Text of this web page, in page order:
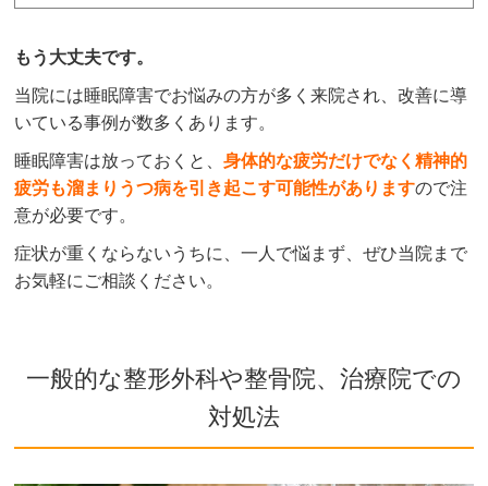
もう大丈夫です。
当院には睡眠障害でお悩みの方が多く来院され、改善に導
いている事例が数多くあります。
睡眠障害は放っておくと、身体的な疲労だけでなく精神的
疲労も溜まりうつ病を引き起こす可能性がありますので注
意が必要です。
症状が重くならないうちに、一人で悩まず、ぜひ当院まで
お気軽にご相談ください。
一般的な整形外科や整骨院、治療院での
対処法